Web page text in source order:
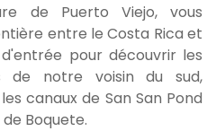
de Puerto Viejo, vous
entre le Costa Rica et
pour découvrir les
de notre voisin du sud,
canaux de San San Pond
Boquete.